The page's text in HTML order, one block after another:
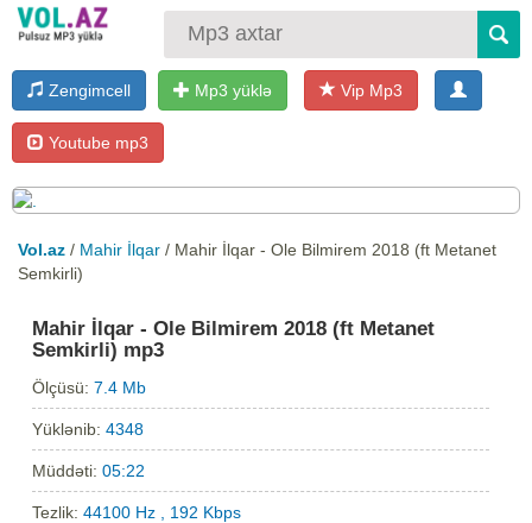
Zengimcell Mp3 yüklə Vip Mp3
Youtube mp3
Vol.az / Mahir İlqar / Mahir İlqar - Ole Bilmirem 2018 (ft Metanet
Semkirli)
Mahir İlqar - Ole Bilmirem 2018 (ft Metanet
Semkirli) mp3
Ölçüsü:7.4 Mb
Yüklənib:4348
Müddəti:05:22
Tezlik:44100 Hz , 192 Kbps